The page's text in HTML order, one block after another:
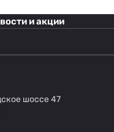
и акции
шоссе 47